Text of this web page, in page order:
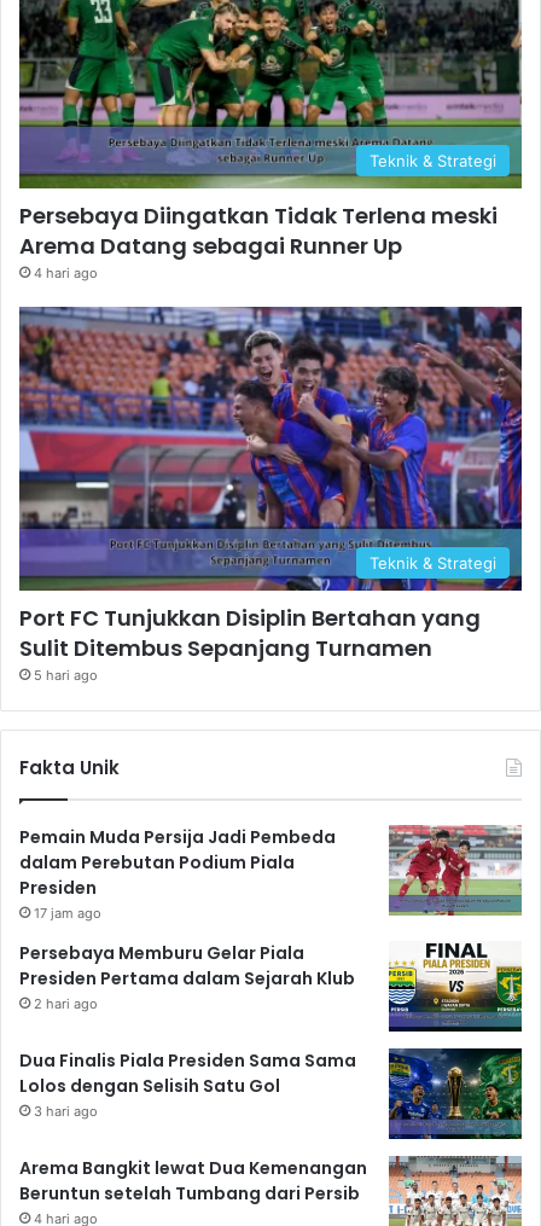
Teknik & Strategi
Persebaya Diingatkan Tidak Terlena meski
Arema Datang sebagai Runner Up
4 hari ago
Teknik & Strategi
Port FC Tunjukkan Disiplin Bertahan yang
Sulit Ditembus Sepanjang Turnamen
5 hari ago
Fakta Unik
Pemain Muda Persija Jadi Pembeda
dalam Perebutan Podium Piala
Presiden
17 jam ago
Persebaya Memburu Gelar Piala
Presiden Pertama dalam Sejarah Klub
2 hari ago
Dua Finalis Piala Presiden Sama Sama
Lolos dengan Selisih Satu Gol
3 hari ago
Arema Bangkit lewat Dua Kemenangan
Beruntun setelah Tumbang dari Persib
4 hari ago